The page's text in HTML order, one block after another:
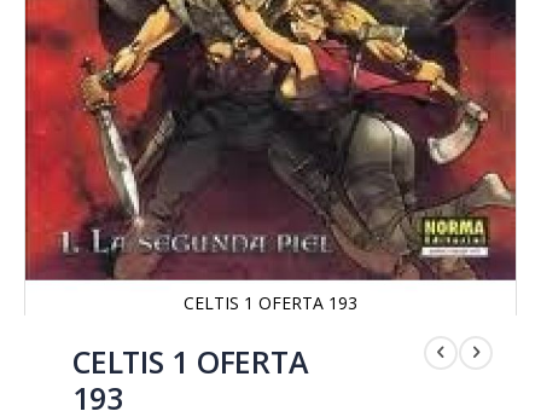
CELTIS 1 OFERTA 193
comienzoCELTIS 1 OFERTA
193